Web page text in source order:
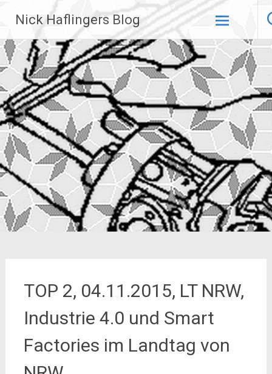
Inhalt
springen
Nick Haflingers Blog
TOP 2, 04.11.2015, LT NRW,
Industrie 4.0 und Smart
Factories im Landtag von